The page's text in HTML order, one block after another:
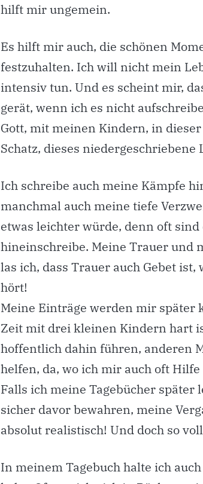
hilft mir ungemein.
Es hilft mir auch, die schönen
festzuhalten. Ich will nicht mein
intensiv tun. Und es scheint mir,
gerät, wenn ich es nicht
Gott, mit meinen Kindern, in
Schatz, dieses niedergeschriebene
Ich schreibe auch meine Kämpfe
manchmal auch meine tiefe
etwas leichter würde, denn oft
hineinschreibe. Meine Trauer und
las ich, dass Trauer auch Gebet
hört!
Meine Einträge werden mir später
Zeit mit drei kleinen Kindern hart
hoffentlich dahin führen, anderen
helfen, da, wo ich mir auch oft
Falls ich meine Tagebücher später
sicher davor bewahren, meine
absolut realistisch! Und doch so
In meinem Tagebuch halte ich